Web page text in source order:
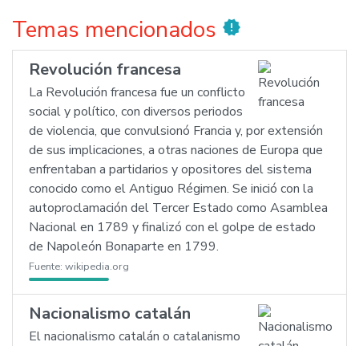
Temas mencionados new_releases
Revolución francesa
La Revolución francesa fue un conflicto
social y político, con diversos periodos
de violencia, que convulsionó Francia y, por extensión
de sus implicaciones, a otras naciones de Europa que
enfrentaban a partidarios y opositores del sistema
conocido como el Antiguo Régimen. Se inició con la
autoproclamación del Tercer Estado como Asamblea
Nacional en 1789 y finalizó con el golpe de estado
de Napoleón Bonaparte en 1799.
Fuente: wikipedia.org
Nacionalismo catalán
El nacionalismo catalán o catalanismo